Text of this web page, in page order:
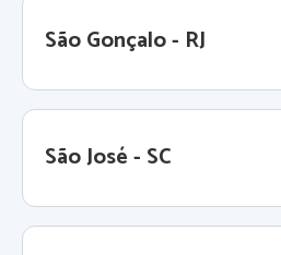
São Gonçalo - RJ
São José - SC